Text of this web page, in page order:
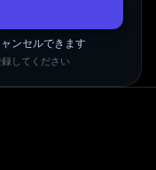
ンセルできます
してください